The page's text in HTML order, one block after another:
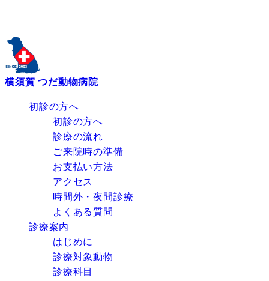
横須賀 つだ動物病院
初診の方へ
初診の方へ
診療の流れ
ご来院時の準備
お支払い方法
アクセス
時間外・夜間診療
よくある質問
診療案内
はじめに
診療対象動物
診療科目